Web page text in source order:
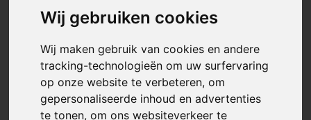
Wij gebruiken cookies
Wij maken gebruik van cookies en andere
tracking-technologieën om uw surfervaring
op onze website te verbeteren, om
gepersonaliseerde inhoud en advertenties
te tonen, om ons websiteverkeer te
Kerstmuts Met 5 Lichtjes
Artikelnummer: